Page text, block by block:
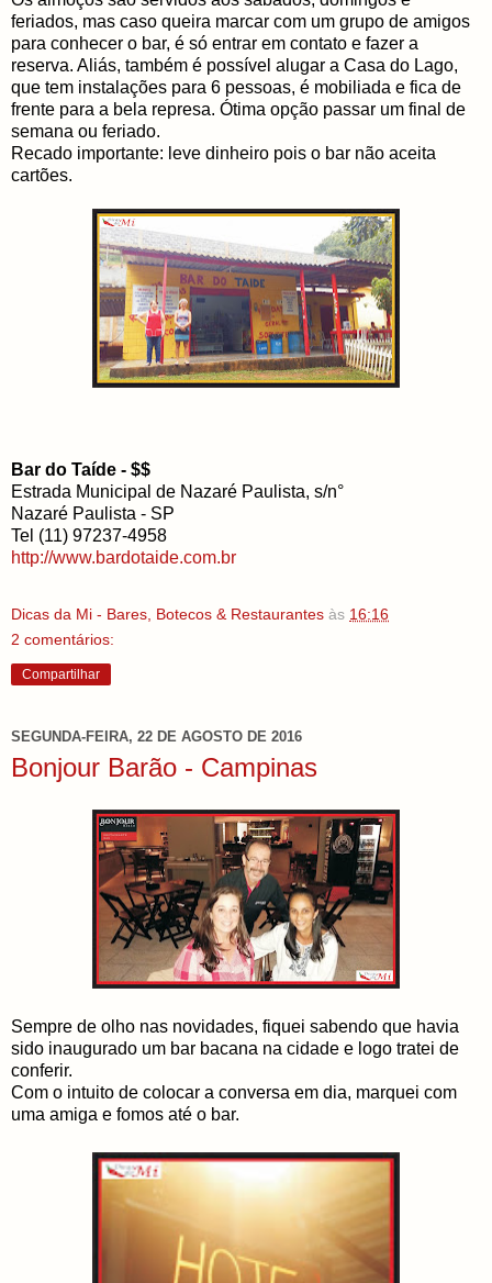
feriados, mas caso queira marcar com um grupo de amigos
para conhecer o bar, é só entrar em contato e fazer a
reserva. Aliás, também é possível alugar a Casa do Lago,
que tem instalações para 6 pessoas, é mobiliada e fica de
frente para a bela represa. Ótima opção passar um final de
semana ou feriado.
Recado importante: leve dinheiro pois o bar não aceita
cartões.
Bar do Taíde - $$
Estrada Municipal de Nazaré Paulista, s/n°
Nazaré Paulista - SP
Tel (11) 97237-4958
http://www.bardotaide.com.br
Dicas da Mi - Bares, Botecos & Restaurantes às 16:16
2 comentários:
Compartilhar
SEGUNDA-FEIRA, 22 DE AGOSTO DE 2016
Bonjour Barão - Campinas
Sempre de olho nas novidades, fiquei sabendo que havia
sido inaugurado um bar bacana na cidade e logo tratei de
conferir.
Com o intuito de colocar a conversa em dia, marquei com
uma amiga e fomos até o bar.